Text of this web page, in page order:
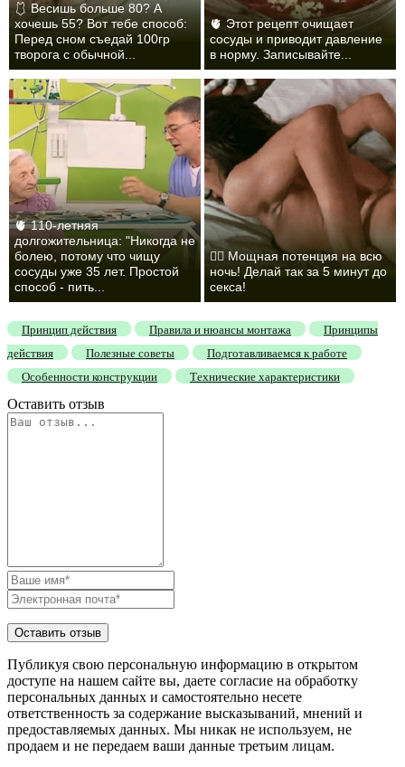
🩱 Весишь больше 80? А
хочешь 55? Вот тебе способ:
Перед сном съедай 100гр
творога с обычной...
🫀 Этот рецепт очищает
сосуды и приводит давление
в норму. Записывайте...
🫀 110-летняя
долгожительница: "Никогда не
болею, потому что чищу
сосуды уже 35 лет. Простой
способ - пить...
❤️‍🔥 Мощная потенция на всю
ночь! Делай так за 5 минут до
секса!
Принцип действия Правила и нюансы монтажа
Принципы
действия
Полезные советы
Подготавливаемся к работе
Особенности конструкции
Технические характеристики
Оставить отзыв
Публикуя свою персональную информацию в открытом
доступе на нашем сайте вы, даете согласие на обработку
персональных данных и самостоятельно несете
ответственность за содержание высказываний, мнений и
предоставляемых данных. Мы никак не используем, не
продаем и не передаем ваши данные третьим лицам.